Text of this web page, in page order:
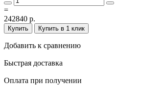
=
242840 р.
Купить Купить в 1 клик
Добавить к сравнению
Быстрая доставка
Оплата при получении